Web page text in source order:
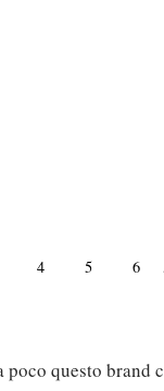
4 5 6